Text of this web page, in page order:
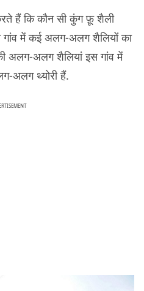
हैं कि कौन सी कुंग फ़ू शैली
में कई अलग-अलग शैलियों का
अलग-अलग शैलियां इस गांव में
अलग थ्योरी हैं.